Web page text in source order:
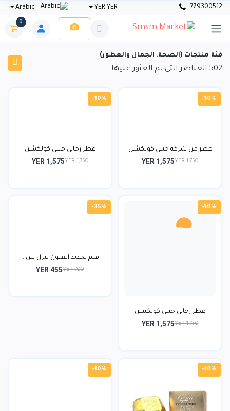
779300512
YER YER
0
فئة منتجات (الصحة, الجمال والعطور)
502 العناصر التي تم العثور عليها
-10%
عطر من شركة جيني كولكشن
YER 1,750
YER 1,575
-10%
عطر رجالي جيني كولكشن
YER 1,750
YER 1,575
-10%
عطر رجالي جيني كولكشن
YER 1,750
YER 1,575
-35%
قلم تحديد العيون بيرل ش...
YER 700
YER 455
-10%
-10%